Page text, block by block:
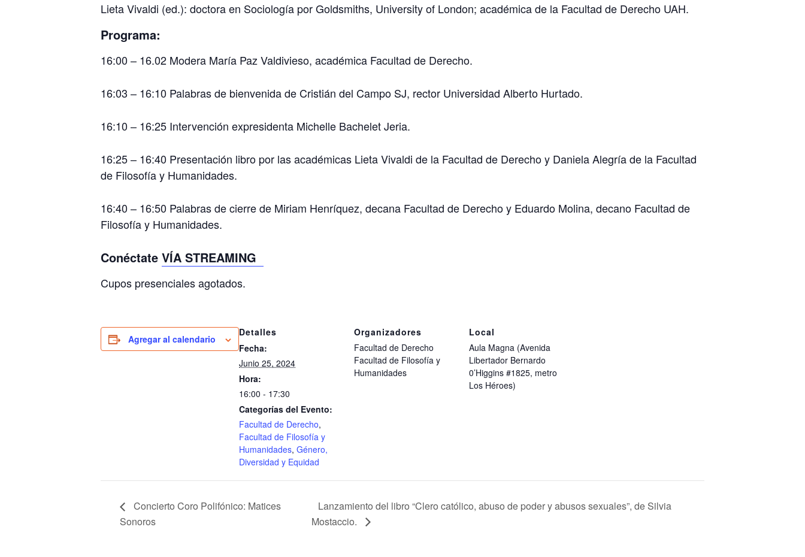
Lieta Vivaldi (ed.): doctora en Sociología por Goldsmiths, University of London; académica de la Facultad de Derecho UAH.
Programa:
16:00 – 16.02 Modera María Paz Valdivieso, académica Facultad de Derecho.
16:03 – 16:10 Palabras de bienvenida de Cristián del Campo SJ, rector Universidad Alberto Hurtado.
16:10 – 16:25 Intervención expresidenta Michelle Bachelet Jeria.
16:25 – 16:40 Presentación libro por las académicas Lieta Vivaldi de la Facultad de Derecho y Daniela Alegría de la Facultad
de Filosofía y Humanidades.
16:40 – 16:50 Palabras de cierre de Miriam Henríquez, decana Facultad de Derecho y Eduardo Molina, decano Facultad de
Filosofía y Humanidades.
Conéctate VÍA STREAMING
Cupos presenciales agotados.
Agregar al calendario
Detalles
Fecha:
Junio 25, 2024
Hora:
16:00 - 17:30
Categorías del Evento:
Facultad de Derecho,
Facultad de Filosofía y
Humanidades, Género,
Diversidad y Equidad
Organizadores
Facultad de Derecho
Facultad de Filosofía y
Humanidades
Local
Aula Magna (Avenida
Libertador Bernardo
0’Higgins #1825, metro
Los Héroes)
Concierto Coro Polifónico: Matices
Sonoros
Lanzamiento del libro “Clero católico, abuso de poder y abusos sexuales”, de Silvia
Mostaccio.